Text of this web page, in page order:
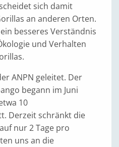
sich damit
an anderen Orten.
besseres Verständnis
und Verhalten
ANPN geleitet. Der
begann im Juni
10
Derzeit schränkt die
nur 2 Tage pro
uns an die